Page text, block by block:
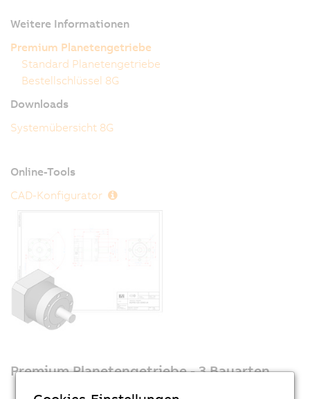
Weitere Informationen
Premium Planetengetriebe
Standard Planetengetriebe
Bestellschlüssel 8G
Downloads
Systemübersicht 8G
Online-Tools
CAD-Konfigurator
Premium Planetengetriebe - 3 Bauarten